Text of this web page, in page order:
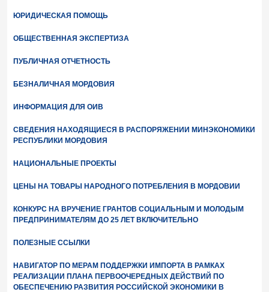
ЮРИДИЧЕСКАЯ ПОМОЩЬ
ОБЩЕСТВЕННАЯ ЭКСПЕРТИЗА
ПУБЛИЧНАЯ ОТЧЕТНОСТЬ
БЕЗНАЛИЧНАЯ МОРДОВИЯ
ИНФОРМАЦИЯ ДЛЯ ОИВ
СВЕДЕНИЯ НАХОДЯЩИЕСЯ В РАСПОРЯЖЕНИИ МИНЭКОНОМИКИ
РЕСПУБЛИКИ МОРДОВИЯ
НАЦИОНАЛЬНЫЕ ПРОЕКТЫ
ЦЕНЫ НА ТОВАРЫ НАРОДНОГО ПОТРЕБЛЕНИЯ В МОРДОВИИ
КОНКУРС НА ВРУЧЕНИЕ ГРАНТОВ СОЦИАЛЬНЫМ И МОЛОДЫМ
ПРЕДПРИНИМАТЕЛЯМ ДО 25 ЛЕТ ВКЛЮЧИТЕЛЬНО
ПОЛЕЗНЫЕ ССЫЛКИ
НАВИГАТОР ПО МЕРАМ ПОДДЕРЖКИ ИМПОРТА В РАМКАХ
РЕАЛИЗАЦИИ ПЛАНА ПЕРВООЧЕРЕДНЫХ ДЕЙСТВИЙ ПО
ОБЕСПЕЧЕНИЮ РАЗВИТИЯ РОССИЙСКОЙ ЭКОНОМИКИ В